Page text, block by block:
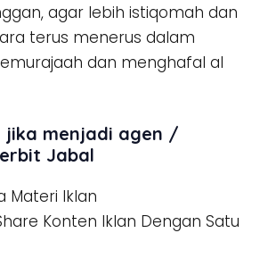
agar lebih istiqomah dan
terus menerus dalam
dan menghafal al
jika menjadi agen /
Jabal
Materi Iklan
Konten Iklan Dengan Satu